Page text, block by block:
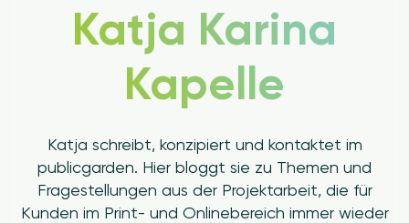
Katja Karina
Kapelle
Katja schreibt, konzipiert und kontaktet im
publicgarden. Hier bloggt sie zu Themen und
Fragestellungen aus der Projektarbeit, die für
Kunden im Print- und Onlinebereich immer wieder